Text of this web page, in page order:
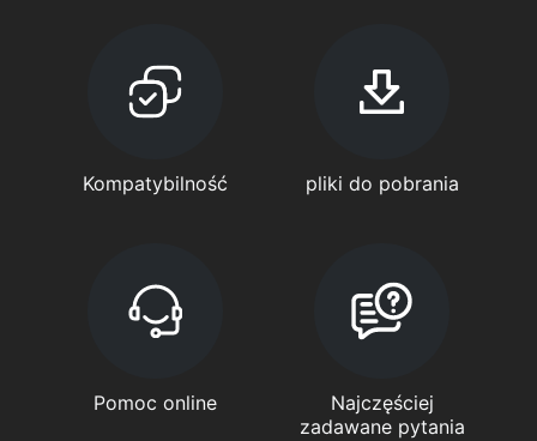
Kompatybilność pliki do pobrania
Pomoc online
Najczęściej
zadawane pytania